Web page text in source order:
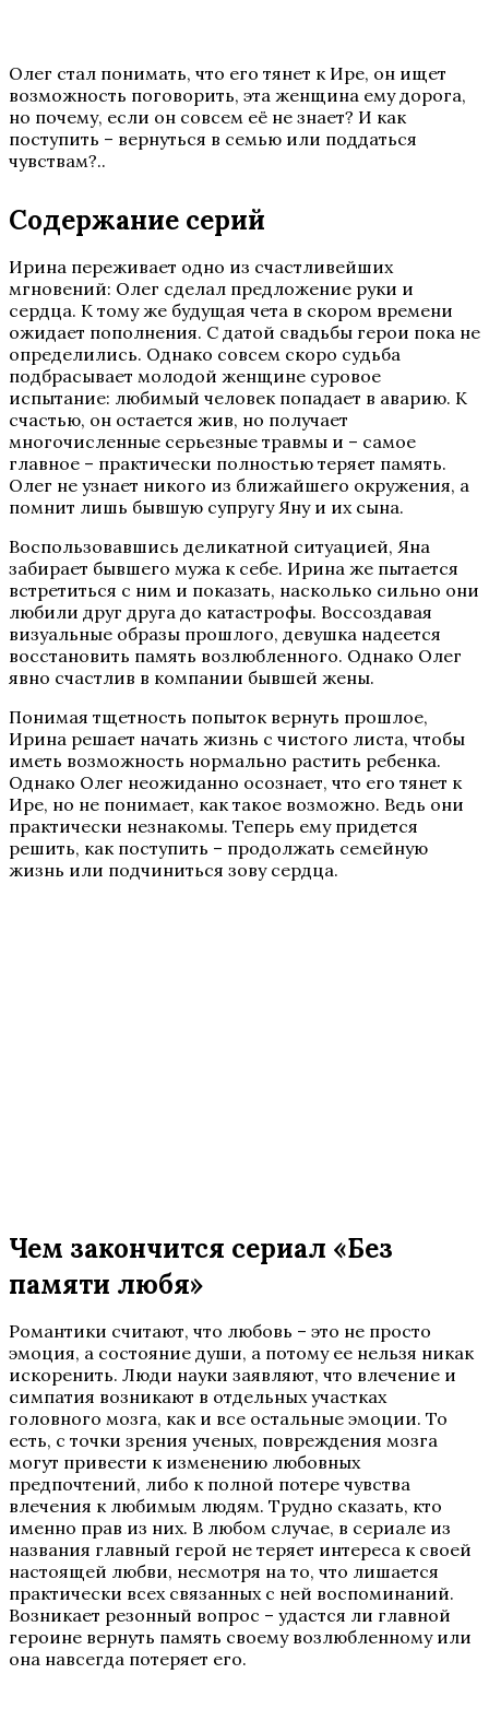
Олег стал понимать, что его тянет к Ире, он ищет
возможность поговорить, эта женщина ему дорога,
но почему, если он совсем её не знает? И как
поступить – вернуться в семью или поддаться
чувствам?..
Содержание серий
Ирина переживает одно из счастливейших
мгновений: Олег сделал предложение руки и
сердца. К тому же будущая чета в скором времени
ожидает пополнения. С датой свадьбы герои пока не
определились. Однако совсем скоро судьба
подбрасывает молодой женщине суровое
испытание: любимый человек попадает в аварию. К
счастью, он остается жив, но получает
многочисленные серьезные травмы и – самое
главное – практически полностью теряет память.
Олег не узнает никого из ближайшего окружения, а
помнит лишь бывшую супругу Яну и их сына.
Воспользовавшись деликатной ситуацией, Яна
забирает бывшего мужа к себе. Ирина же пытается
встретиться с ним и показать, насколько сильно они
любили друг друга до катастрофы. Воссоздавая
визуальные образы прошлого, девушка надеется
восстановить память возлюбленного. Однако Олег
явно счастлив в компании бывшей жены.
Понимая тщетность попыток вернуть прошлое,
Ирина решает начать жизнь с чистого листа, чтобы
иметь возможность нормально растить ребенка.
Однако Олег неожиданно осознает, что его тянет к
Ире, но не понимает, как такое возможно. Ведь они
практически незнакомы. Теперь ему придется
решить, как поступить – продолжать семейную
жизнь или подчиниться зову сердца.
Чем закончится сериал «Без
памяти любя»
Романтики считают, что любовь – это не просто
эмоция, а состояние души, а потому ее нельзя никак
искоренить. Люди науки заявляют, что влечение и
симпатия возникают в отдельных участках
головного мозга, как и все остальные эмоции. То
есть, с точки зрения ученых, повреждения мозга
могут привести к изменению любовных
предпочтений, либо к полной потере чувства
влечения к любимым людям. Трудно сказать, кто
именно прав из них. В любом случае, в сериале из
названия главный герой не теряет интереса к своей
настоящей любви, несмотря на то, что лишается
практически всех связанных с ней воспоминаний.
Возникает резонный вопрос – удастся ли главной
героине вернуть память своему возлюбленному или
она навсегда потеряет его.